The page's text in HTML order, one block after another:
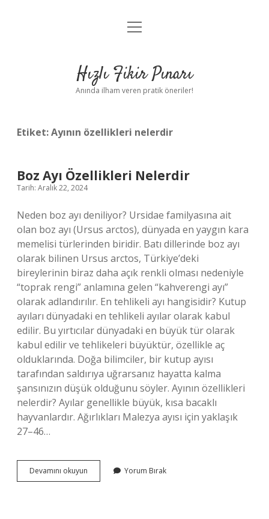
Anasayfa
Yasal Uyarı
menüyü
Hızlı Fikir Pınarı
Anında ilham veren pratik öneriler!
Etiket:Ayının özellikleri nelerdir
Boz Ayı Özellikleri Nelerdir
Tarih: Aralık 22, 2024
Neden boz ayı deniliyor? Ursidae familyasına ait
olan boz ayı (Ursus arctos), dünyada en yaygın kara
memelisi türlerinden biridir. Batı dillerinde boz ayı
olarak bilinen Ursus arctos, Türkiye’deki
bireylerinin biraz daha açık renkli olması nedeniyle
“toprak rengi” anlamına gelen “kahverengi ayı”
olarak adlandırılır. En tehlikeli ayı hangisidir? Kutup
ayıları dünyadaki en tehlikeli ayılar olarak kabul
edilir. Bu yırtıcılar dünyadaki en büyük tür olarak
kabul edilir ve tehlikeleri büyüktür, özellikle aç
olduklarında. Doğa bilimciler, bir kutup ayısı
tarafından saldırıya uğrarsanız hayatta kalma
şansınızın düşük olduğunu söyler. Ayının özellikleri
nelerdir? Ayılar genellikle büyük, kısa bacaklı
hayvanlardır. Ağırlıkları Malezya ayısı için yaklaşık
27–46…
Devamını okuyun
Ayı
Yorum Bırak